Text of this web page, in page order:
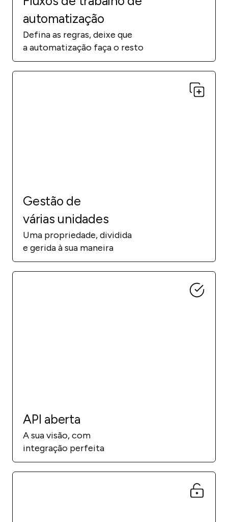
automatização
Defina as regras, deixe que
a automatização faça o resto
Gestão de
várias unidades
Uma propriedade, dividida
e gerida à sua maneira
API aberta
A sua visão, com
integração perfeita